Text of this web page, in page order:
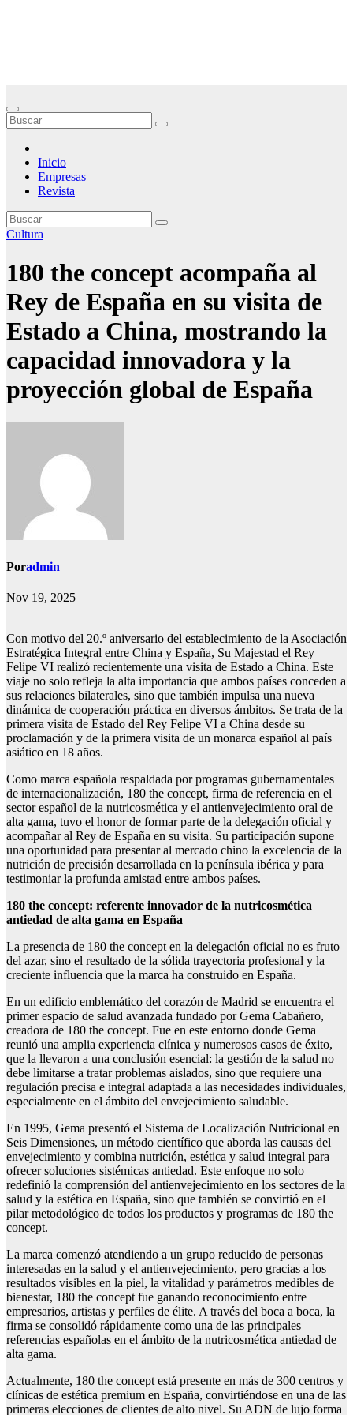
Inicio
Empresas
Revista
Cultura
180 the concept acompaña al
Rey de España en su visita de
Estado a China, mostrando la
capacidad innovadora y la
proyección global de España
Poradmin
Nov 19, 2025
Con motivo del 20.º aniversario del establecimiento de la Asociación
Estratégica Integral entre China y España, Su Majestad el Rey
Felipe VI realizó recientemente una visita de Estado a China. Este
viaje no solo refleja la alta importancia que ambos países conceden a
sus relaciones bilaterales, sino que también impulsa una nueva
dinámica de cooperación práctica en diversos ámbitos. Se trata de la
primera visita de Estado del Rey Felipe VI a China desde su
proclamación y de la primera visita de un monarca español al país
asiático en 18 años.
Como marca española respaldada por programas gubernamentales
de internacionalización, 180 the concept, firma de referencia en el
sector español de la nutricosmética y el antienvejecimiento oral de
alta gama, tuvo el honor de formar parte de la delegación oficial y
acompañar al Rey de España en su visita. Su participación supone
una oportunidad para presentar al mercado chino la excelencia de la
nutrición de precisión desarrollada en la península ibérica y para
testimoniar la profunda amistad entre ambos países.
180 the concept: referente innovador de la nutricosmética
antiedad de alta gama en España
La presencia de 180 the concept en la delegación oficial no es fruto
del azar, sino el resultado de la sólida trayectoria profesional y la
creciente influencia que la marca ha construido en España.
En un edificio emblemático del corazón de Madrid se encuentra el
primer espacio de salud avanzada fundado por Gema Cabañero,
creadora de 180 the concept. Fue en este entorno donde Gema
reunió una amplia experiencia clínica y numerosos casos de éxito,
que la llevaron a una conclusión esencial: la gestión de la salud no
debe limitarse a tratar problemas aislados, sino que requiere una
regulación precisa e integral adaptada a las necesidades individuales,
especialmente en el ámbito del envejecimiento saludable.
En 1995, Gema presentó el Sistema de Localización Nutricional en
Seis Dimensiones, un método científico que aborda las causas del
envejecimiento y combina nutrición, estética y salud integral para
ofrecer soluciones sistémicas antiedad. Este enfoque no solo
redefinió la comprensión del antienvejecimiento en los sectores de la
salud y la estética en España, sino que también se convirtió en el
pilar metodológico de todos los productos y programas de 180 the
concept.
La marca comenzó atendiendo a un grupo reducido de personas
interesadas en la salud y el antienvejecimiento, pero gracias a los
resultados visibles en la piel, la vitalidad y parámetros medibles de
bienestar, 180 the concept fue ganando reconocimiento entre
empresarios, artistas y perfiles de élite. A través del boca a boca, la
firma se consolidó rápidamente como una de las principales
referencias españolas en el ámbito de la nutricosmética antiedad de
alta gama.
Actualmente, 180 the concept está presente en más de 300 centros y
clínicas de estética premium en España, convirtiéndose en una de las
primeras elecciones de clientes de alto nivel. Su ADN de lujo forma